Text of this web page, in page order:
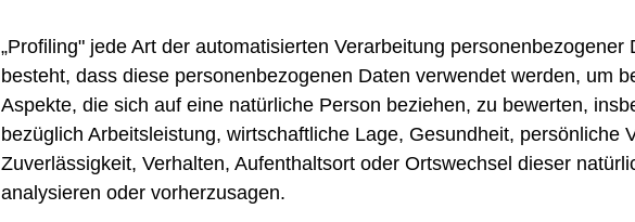
„Profiling" jede Art der automatisierten Verarbeitung personenbezogener
besteht, dass diese personenbezogenen Daten verwendet werden, um
Aspekte, die sich auf eine natürliche Person beziehen, zu bewerten,
bezüglich Arbeitsleistung, wirtschaftliche Lage, Gesundheit, persönliche
Zuverlässigkeit, Verhalten, Aufenthaltsort oder Ortswechsel dieser
analysieren oder vorherzusagen.